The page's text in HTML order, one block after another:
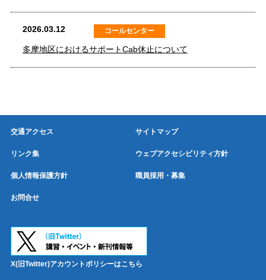
2026.03.12 コールセンター
多摩地区におけるサポートCab休止について
交通アクセス サイトマップ
リンク集 ウェブアクセシビリティ方針
個人情報保護方針 職員採用・募集
お問合せ
X(旧Twitter)アカウントポリシーはこちら